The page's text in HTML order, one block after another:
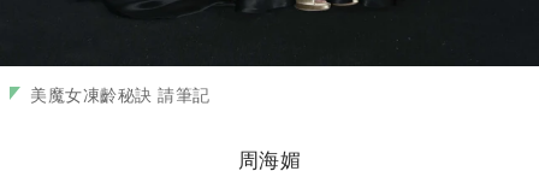
美魔女凍齡秘訣 請筆記
周海媚